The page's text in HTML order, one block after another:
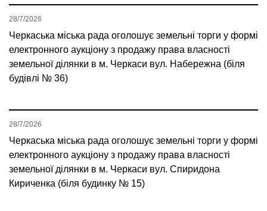
Черкаська міська рада оголошує земельні торги у формі
електронного аукціону з продажу права власності
земельної ділянки в м. Черкаси вул. Набережна (біля
будівлі № 36)
28/7/2026
Черкаська міська рада оголошує земельні торги у формі
електронного аукціону з продажу права власності
земельної ділянки в м. Черкаси вул. Спиридона
Кириченка (біля будинку № 15)
28/7/2026